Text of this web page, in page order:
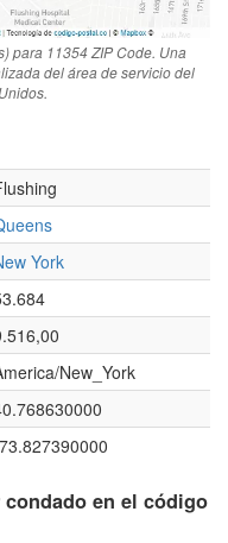
para 11354 ZIP Code. Una
del área de servicio del
York
New_York
en el código